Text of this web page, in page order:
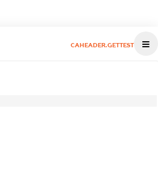
CAHEADER.GETTEST